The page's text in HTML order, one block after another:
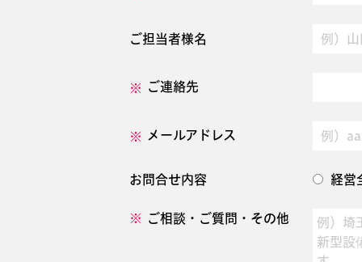
ご担当者様名
ご連絡先
メールアドレス
お問合せ内容 経営
ご相談・ご質問・その他